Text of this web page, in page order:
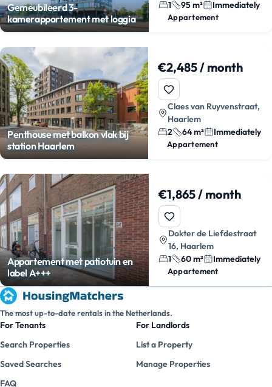
Gemeubileerd 3-
kamerappartement met loggia
1
95 m² Immediately
Appartement
Penthouse met balkon vlak bij
station Haarlem
€2,485 / month
Claes van Ruyvenstraat,
Haarlem
2
64 m² Immediately
Appartement
Appartement met patiotuin en
label A+++
€1,865 / month
Dokter de Liefdestraat
16, Haarlem
1
60 m² Immediately
Appartement
The most up-to-date rentals in the Netherlands.
For Tenants
Search Properties
Saved Searches
FAQ
For Landlords
List a Property
Manage Properties